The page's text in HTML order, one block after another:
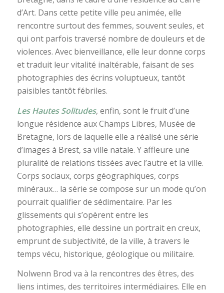
d’Art. Dans cette petite ville peu animée, elle
rencontre surtout des femmes, souvent seules, et
qui ont parfois traversé nombre de douleurs et de
violences. Avec bienveillance, elle leur donne corps
et traduit leur vitalité inaltérable, faisant de ses
photographies des écrins voluptueux, tantôt
paisibles tantôt fébriles.
Les Hautes Solitudes, enfin, sont le fruit d’une
longue résidence aux Champs Libres, Musée de
Bretagne, lors de laquelle elle a réalisé une série
d’images à Brest, sa ville natale. Y affleure une
pluralité de relations tissées avec l’autre et la ville.
Corps sociaux, corps géographiques, corps
minéraux… la série se compose sur un mode qu’on
pourrait qualifier de sédimentaire. Par les
glissements qui s’opèrent entre les
photographies, elle dessine un portrait en creux,
emprunt de subjectivité, de la ville, à travers le
temps vécu, historique, géologique ou militaire.
Nolwenn Brod va à la rencontres des êtres, des
liens intimes, des territoires intermédiaires. Elle en